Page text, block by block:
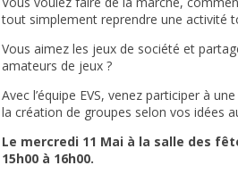
tout simplement reprendre une activité
Vous aimez les jeux de sociétéet
amateurs de jeux ?
Avec l’équipe EVS, venez participer à
la création de groupes selon vos idées
Le mercredi 11 Mai à la salle des
15h00 à 16h00.